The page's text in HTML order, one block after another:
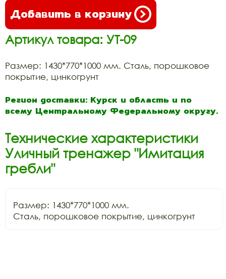
Добавить в корзину
Артикул товара: УТ-09
Размер: 1430*770*1000 мм. Сталь, порошковое
покрытие, цинкогрунт
Регион доставки: Курск и область и по
всему Центральному Федеральному округу.
Технические характеристики
Уличный тренажер "Имитация
гребли"
Размер: 1430*770*1000 мм.
Сталь, порошковое покрытие, цинкогрунт